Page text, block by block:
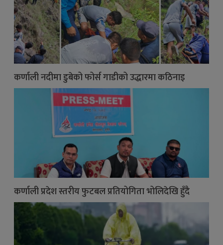
कर्णाली नदीमा डुबेको फोर्स गाडीको उद्धारमा कठिनाइ
कर्णाली प्रदेश स्तरीय फुटबल प्रतियोगिता भोलिदेखि हुँदै